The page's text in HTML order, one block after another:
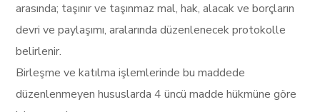
arasında; taşınır ve taşınmaz mal, hak, alacak ve borçların
devri ve paylaşımı, aralarında düzenlenecek protokolle
belirlenir.
Birleşme ve katılma işlemlerinde bu maddede
düzenlenmeyen hususlarda 4 üncü madde hükmüne göre